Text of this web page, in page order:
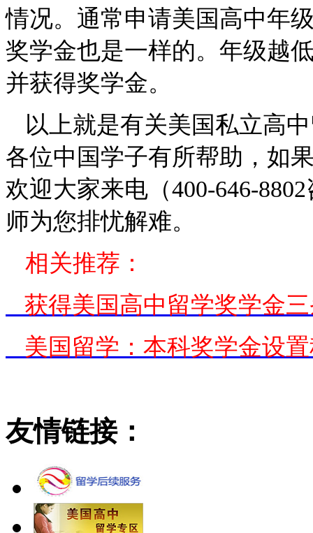
情况。通常申请美国高中年
奖学金也是一样的。年级越
并获得奖学金。
以上就是有关美国私立高
各位中国学子有所帮助，如
欢迎大家来电 （400-646-8802
师为您排忧解难。
相关推荐：
获得美国高中留学奖学金
美国留学：本科奖学金设
友情链接：